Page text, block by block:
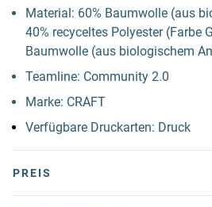
Material: 60% Baumwolle (aus
40% recyceltes Polyester (Farbe
Baumwolle (aus biologischem
Teamline: Community 2.0
Marke: CRAFT
Verfügbare Druckarten: Druck
PREIS